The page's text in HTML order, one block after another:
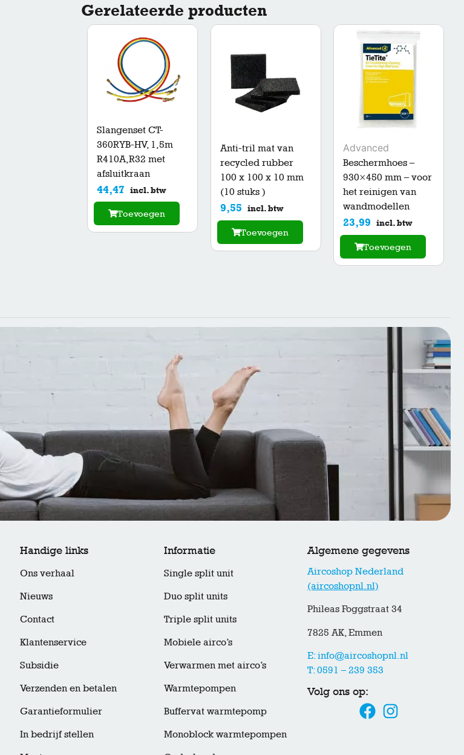
Gerelateerde producten
Slangenset CT-
360RYB-HV, 1,5m
R410A,R32 met
afsluitkraan
44,47 incl. btw
Toevoegen
Anti-tril mat van
recycled rubber
100 x 100 x 10 mm
(10 stuks )
9,55 incl. btw
Toevoegen
Advanced
Beschermhoes –
930×450 mm – voor
het reinigen van
wandmodellen
23,99 incl. btw
Toevoegen
Handige links
Ons verhaal
Nieuws
Contact
Klantenservice
Subsidie
Verzenden en betalen
Garantieformulier
In bedrijf stellen
Informatie
Single split unit
Duo split units
Triple split units
Mobiele airco’s
Verwarmen met airco’s
Warmtepompen
Buffervat warmtepomp
Monoblock warmtepompen
Algemene gegevens
Aircoshop Nederland
(aircoshopnl.nl)
Phileas Foggstraat 34
7825 AK, Emmen
E: info@aircoshopnl.nl
T: 0591 – 239 353
Volg ons op: